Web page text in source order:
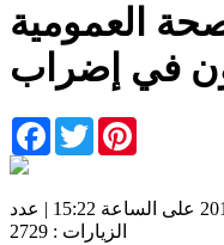
العمومية
في إضراب
Facebook
Twitter
زووم تونيزيا | الأربعاء، 12 نوفمبر، 2014 على الساعة 15:22 | عدد
الزيارات : 2729